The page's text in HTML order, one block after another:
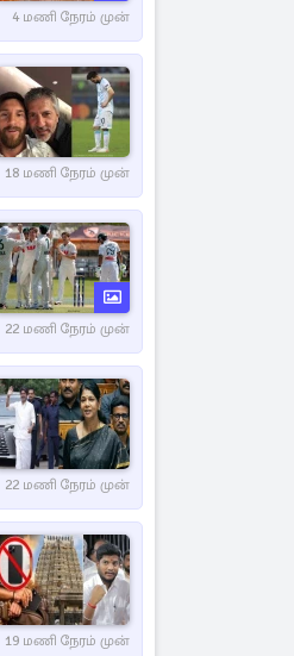
4 மணி நேரம் முன்
18 மணி நேரம் முன்
22 மணி நேரம் முன்
22 மணி நேரம் முன்
19 மணி நேரம் முன்